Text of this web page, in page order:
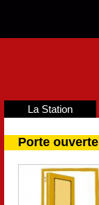
La Station
Porte ouverte